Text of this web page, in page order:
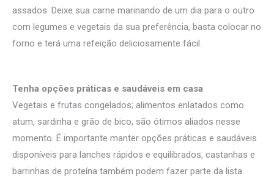
assados. Deixe sua carne marinando de um dia para o outro
com legumes e vegetais da sua preferência, basta colocar no
forno e terá uma refeição deliciosamente fácil.
Tenha opções práticas e saudáveis em casa
Vegetais e frutas congelados; alimentos enlatados como
atum, sardinha e grão de bico, são ótimos aliados nesse
momento. É importante manter opções práticas e saudáveis
disponíveis para lanches rápidos e equilibrados, castanhas e
barrinhas de proteína também podem fazer parte da lista.